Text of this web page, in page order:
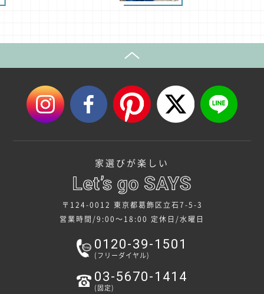
家選びが楽しい
〒124-0012 東京都葛飾区立石7-5-3
営業時間/9:00～18:00 定休日/水曜日
0120-39-1501
(フリーダイヤル)
03-5670-1414
(固定)